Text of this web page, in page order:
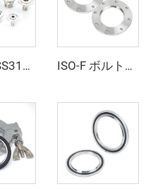
SS304/SS316L 真空用ヘキサプチング メスアダプタ PT/NPTネジ KF16-KF50x1/8"-2" ステンレス鋼フランジ メスアダプタ 半導体用 ISO-F ボルト付きボア加工済みフランジ ISO63-ISO500 ステンレス鋼真空ブランクフランジ SS304 SS316L CNC加工 真空継手 半導体用